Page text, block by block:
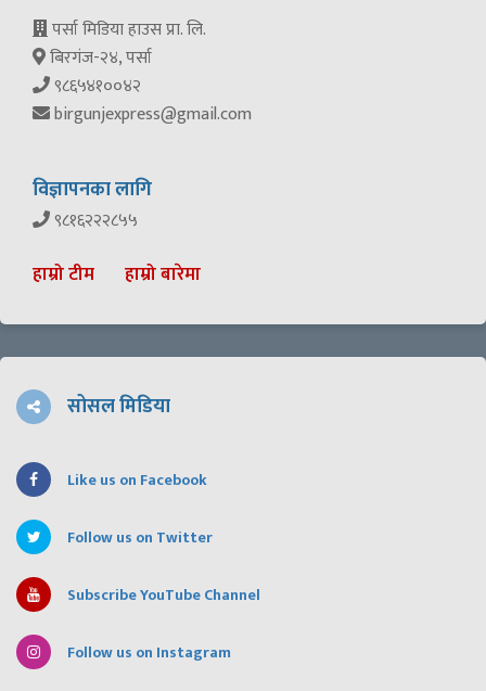
पर्सा मिडिया हाउस प्रा. लि.
बिरगंज-२४, पर्सा
९८६५४१००४२
birgunjexpress@gmail.com
विज्ञापनका लागि
९८१६२२२८५५
हाम्रो टीम हाम्रो बारेमा
सोसल मिडिया
Like us on Facebook
Follow us on Twitter
Subscribe YouTube Channel
Follow us on Instagram